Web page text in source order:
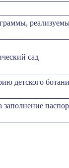
сад
детского
заполнение